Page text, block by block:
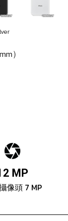
）
MP
像頭 7 MP